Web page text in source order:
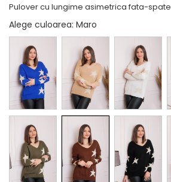
Pulover cu lungime asimetrica fata-spate
Alege culoarea: Maro